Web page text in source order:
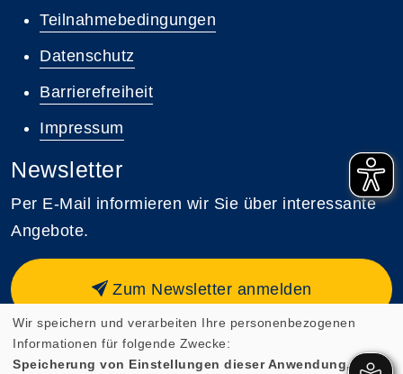
Teilnahmebedingungen
Datenschutz
Barrierefreiheit
Impressum
Newsletter
Per E-Mail informieren wir Sie über interessante
Angebote.
Zum Newsletter anmelden
Wir speichern und verarbeiten Ihre personenbezogenen
Informationen für folgende Zwecke:
Speicherung von Einstellungen dieser Anwendung,